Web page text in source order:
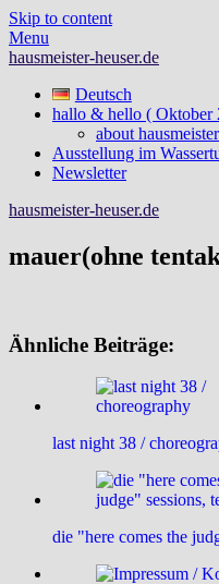
Skip to content
Menu
hausmeister-heuser.de
Deutsch
hallo & hello ( Oktober
about
Ausstellung im
Newsletter
hausmeister-heuser.de
mauer(ohne
Ähnliche Beiträge:
last night 38 /
die "here comes the